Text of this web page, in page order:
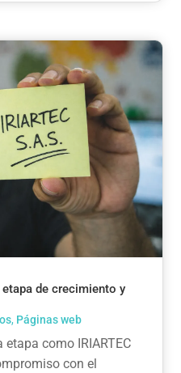
etapa de crecimiento y
, Páginas web
etapa como IRIARTEC
con el